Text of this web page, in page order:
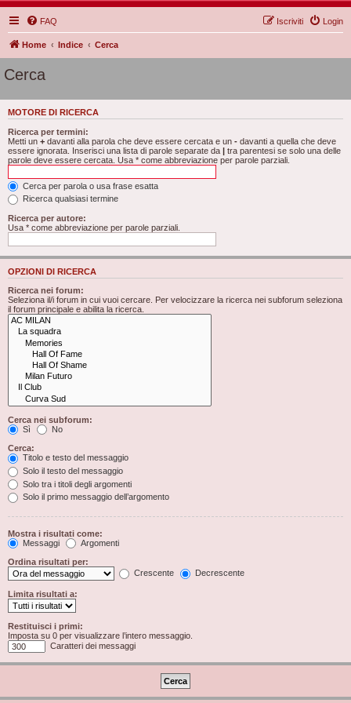
FAQ Login
Iscriviti
Home Indice Cerca
Cerca
MOTORE DI RICERCA
Ricerca per termini:
Metti un + davanti alla parola che deve essere cercata e un - davanti a quella che deve
essere ignorata. Inserisci una lista di parole separate da | tra parentesi se solo una delle
parole deve essere cercata. Usa * come abbreviazione per parole parziali.
Cerca per parola o usa frase esatta
Ricerca qualsiasi termine
Ricerca per autore:
Usa * come abbreviazione per parole parziali.
OPZIONI DI RICERCA
Ricerca nei forum:
Seleziona il/i forum in cui vuoi cercare. Per velocizzare la ricerca nei subforum seleziona
il forum principale e abilita la ricerca.
Cerca nei subforum:
Sì
No
Cerca:
Titolo e testo del messaggio
Solo il testo del messaggio
Solo tra i titoli degli argomenti
Solo il primo messaggio dell’argomento
Mostra i risultati come:
Messaggi
Argomenti
Ordina risultati per:
Crescente
Decrescente
Limita risultati a:
Restituisci i primi:
Imposta su 0 per visualizzare l’intero messaggio.
Caratteri dei messaggi